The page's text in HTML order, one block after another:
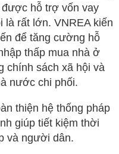
hỗ trợ vốn vay
là rất lớn. VNREA kiến
để tăng cường hỗ
thấp mua nhà ở
chính sách xã hội và
nước chi phối.
thiện hệ thống pháp
giúp tiết kiệm thời
và người dân.